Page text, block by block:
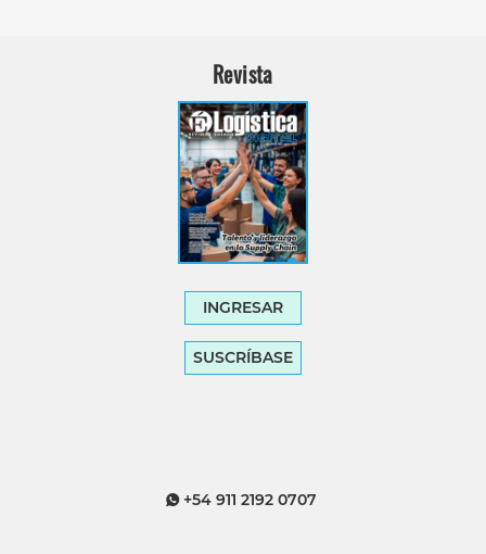
Revista
INGRESAR
SUSCRÍBASE
+54 911 2192 0707